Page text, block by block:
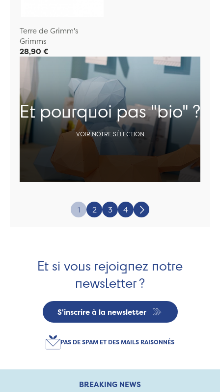
Terre de Grimm's
Grimms
28,90 €
Et pourquoi pas "bio" ?
VOIR NOTRE SÉLECTION
1 2 3 4 Suivant
Et si vous rejoignez notre
newsletter ?
S'inscrire à la newsletter
PAS DE SPAM ET DES MAILS RAISONNÉS
BREAKING NEWS